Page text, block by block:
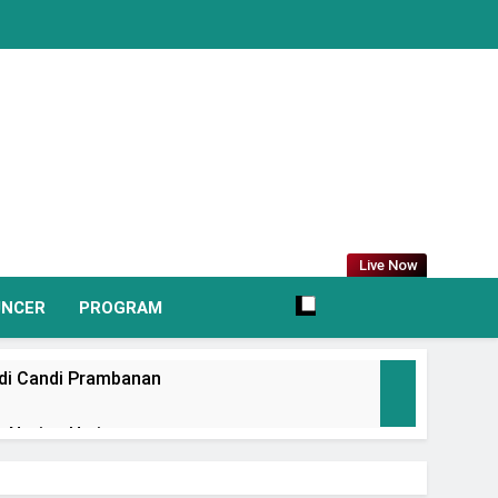
Live Now
PROGRAM
Candi Prambanan
Heritage